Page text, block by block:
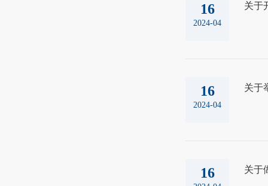
16
2024-04
关于
16
2024-04
关于
16 关于